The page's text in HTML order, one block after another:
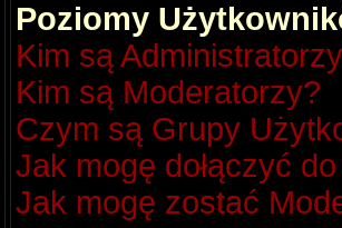
Poziomy
Kim są
Kim są Moderatorzy?
Czym są Grupy
Jak mogę dołączyć
Jak mogę zostać